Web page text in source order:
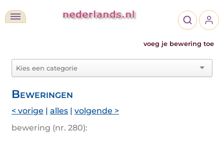
voeg je bewering toe
Beweringen
< vorige | alles | volgende >
bewering (nr. 280):